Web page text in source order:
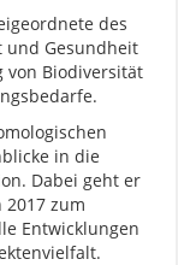
des
und Gesundheit
von Biodiversität
in die
Dabei geht er
zum
Entwicklungen